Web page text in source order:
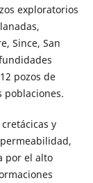
exploratorios
Since, San
pozos de
poblaciones.
y
por el alto